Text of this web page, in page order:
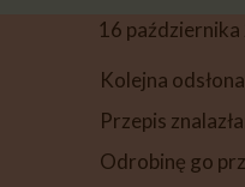
16
Kolejna
Przepis
Odrobinę go